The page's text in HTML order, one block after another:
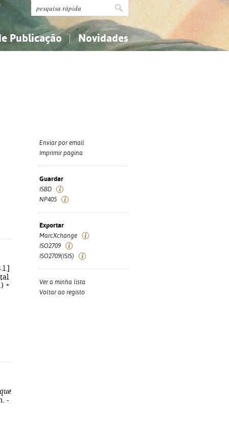
Publicação Novidades
+
-
Enviar por email
Imprimir página
Guardar
ISBD
NP405
Exportar
MarcXchange
ISO2709
ISO2709(ISIS)
Ver a minha lista
Voltar ao registo